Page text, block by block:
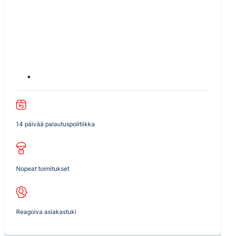
14 päivää palautuspolitiikka
Nopeat toimitukset
Reagoiva asiakastuki